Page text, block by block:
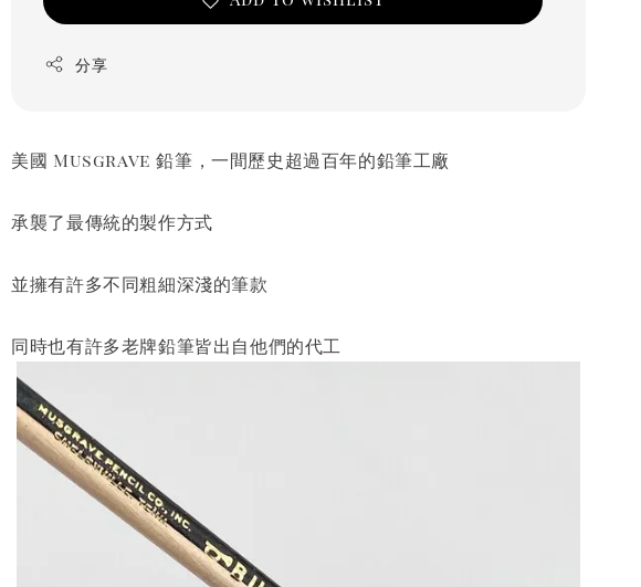
分享
美國 Musgrave 鉛筆，一間歷史超過百年的鉛筆工廠
承襲了最傳統的製作方式
並擁有許多不同粗細深淺的筆款
同時也有許多老牌鉛筆皆出自他們的代工